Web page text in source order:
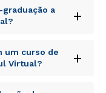
a
+
natus error sit
laudantium,
ab illo inventore
um curso de
Virtual?
+
natus error sit